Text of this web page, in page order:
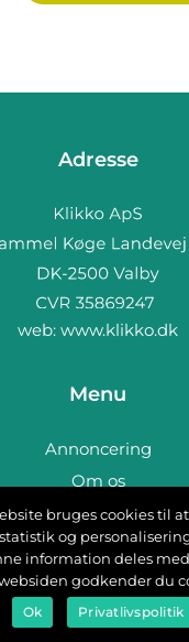
Adresse
web: www.klikko.dk
Menu
Annoncering
Om os
Cookies
Kontakt os
Sitemap
bruges cookies til
og
information deles
godkender du
Ok Privatlivspolitik